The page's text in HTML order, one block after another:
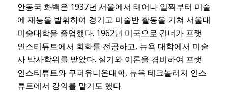
안동국 화백은 1937년 서울에서 태어나 일찍부터 미술
에 재능을 발휘하여 경기고 미술반 활동을 거쳐 서울대
미술대학을 졸업했다. 1962년 미국으로 건너가 프랫
인스티튜트에서 회화를 전공하고, 뉴욕 대학에서 미술
사 박사학위를 받았다. 실기와 이론을 겸비하여 프랫
인스티튜트와 쿠퍼유니온대학, 뉴욕 테크놀러지 인스
튜트에서 강의를 맡기도 했다.